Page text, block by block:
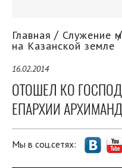
Главная Служение
на Казанской земле
16.02.2014
ОТОШЕЛ КО
ЕПАРХИИ
Мы в соц.сетях: